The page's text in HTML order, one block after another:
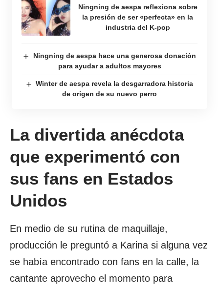
Ningning de aespa reflexiona sobre
la presión de ser «perfecta» en la
industria del K-pop
Ningning de aespa hace una generosa donación
para ayudar a adultos mayores
Winter de aespa revela la desgarradora historia
de origen de su nuevo perro
La divertida anécdota
que experimentó con
sus fans en Estados
Unidos
En medio de su rutina de maquillaje,
producción le preguntó a Karina si alguna vez
se había encontrado con fans en la calle, la
cantante aprovecho el momento para